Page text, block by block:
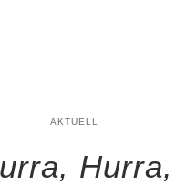
AKTUELL
Hurra,